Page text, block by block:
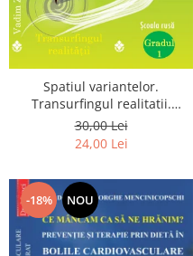
Spatiul variantelor.
Transurfingul realitatii.
Gradul 1. Cum sa ne
dezvoltam intuitia si sa ne
alegem soarta
30,00 Lei
24,00 Lei
-18% NOU